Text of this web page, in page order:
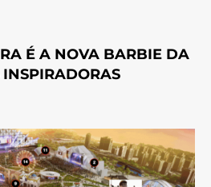
É A NOVA BARBIE DA
INSPIRADORAS